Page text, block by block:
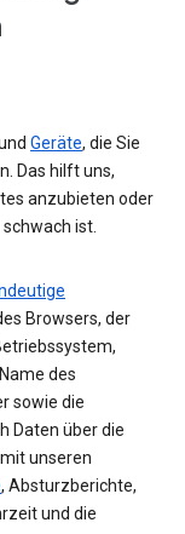
Geräte, die Sie
Das hilft uns,
anzubieten oder
ist.
Browsers, der
des
sowie die
Daten über die
unseren
, Absturzberichte,
und die